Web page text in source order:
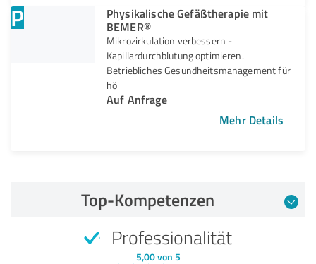
P
Physikalische Gefäßtherapie mit
BEMER®
Mikrozirkulation verbessern -
Kapillardurchblutung optimieren.
Betriebliches Gesundheitsmanagement für
hö
Auf Anfrage
Mehr Details
Top-Kompetenzen
Professionalität
5,00 von 5